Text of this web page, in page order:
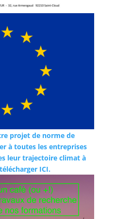
projet de norme de
à toutes les entreprises
leur trajectoire climat à
ICI.